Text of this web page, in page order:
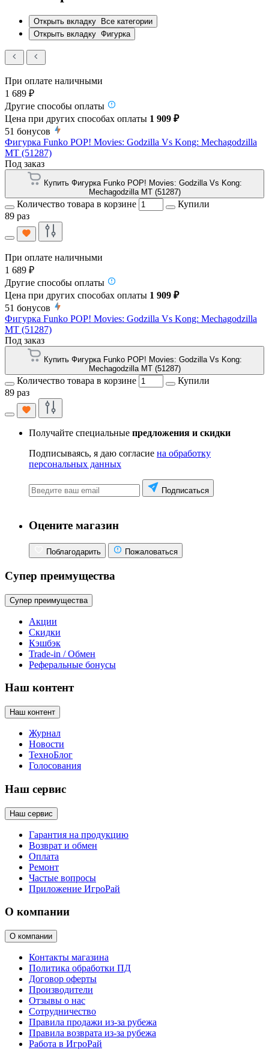
Открыть вкладку
Все категории
Открыть вкладку Фигурка
При оплате наличными
1 689 ₽
Другие способы оплаты
Цена при других способах оплаты 1 909 ₽
51 бонусов
Фигурка Funko POP! Movies: Godzilla Vs Kong: Mechagodzilla
MT (51287)
Под заказ
Купить Фигурка Funko POP! Movies: Godzilla Vs Kong:
Mechagodzilla MT (51287)
Количество товара в корзине
Купили
89 раз
При оплате наличными
1 689 ₽
Другие способы оплаты
Цена при других способах оплаты 1 909 ₽
51 бонусов
Фигурка Funko POP! Movies: Godzilla Vs Kong: Mechagodzilla
MT (51287)
Под заказ
Купить Фигурка Funko POP! Movies: Godzilla Vs Kong:
Mechagodzilla MT (51287)
Количество товара в корзине
Купили
89 раз
Получайте специальные предложения и скидки
Подписываясь, я даю согласие на обработку
персональных данных
Подписаться
Оцените магазин
Поблагодарить Пожаловаться
Супер преимущества
Супер преимущества
Акции
Скидки
Кэшбэк
Trade-in / Обмен
Реферальные бонусы
Наш контент
Наш контент
Журнал
Новости
ТехноБлог
Голосования
Наш сервис
Наш сервис
Гарантия на продукцию
Возврат и обмен
Оплата
Ремонт
Частые вопросы
Приложение ИгроРай
О компании
О компании
Контакты магазина
Политика обработки ПД
Договор оферты
Производители
Отзывы о нас
Сотрудничество
Правила продажи из-за рубежа
Правила возврата из-за рубежа
Работа в ИгроРай